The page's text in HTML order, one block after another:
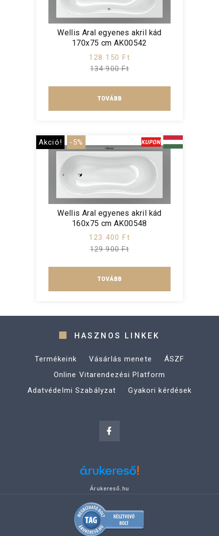
Wellis Aral egyenes akril kád
170x75 cm AK00542
128 150 Ft
134 900 Ft
TOVÁBB
Akció! -5%
Wellis Aral egyenes akril kád
160x75 cm AK00548
123 400 Ft
129 900 Ft
TOVÁBB
HASZNOS LINKEK
Termékeink Vásárlás menete
ÁSZF
Online Vitarendezési Platform
Adatvédelmi Szabályzat
Gyakori kérdések
Árukereső.hu